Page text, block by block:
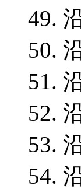
49.
50.
51.
52.
53.
54.